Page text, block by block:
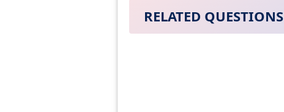
RELATED QUESTIONS